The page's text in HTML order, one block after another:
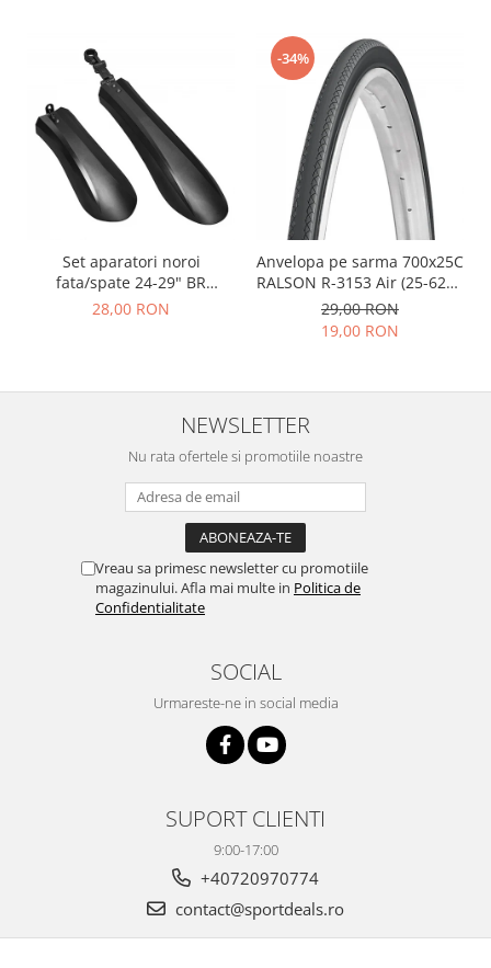
Set aparatori noroi
fata/spate 24-29" BR
Components, plastic, negre
28,00 RON
-34%
Anvelopa pe sarma 700x25C
RALSON R-3153 Air (25-622),
negru
29,00 RON
19,00 RON
NEWSLETTER
Nu rata ofertele si promotiile noastre
Vreau sa primesc newsletter cu promotiile
magazinului. Afla mai multe in Politica de
Confidentialitate
SOCIAL
Urmareste-ne in social media
SUPORT CLIENTI
9:00-17:00
+40720970774
contact@sportdeals.ro